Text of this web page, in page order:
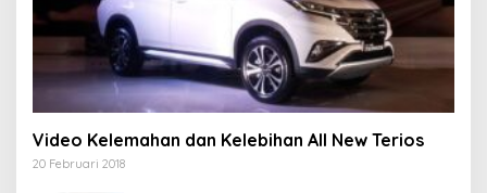
Video Kelemahan dan Kelebihan All New Terios
20 Februari 2018